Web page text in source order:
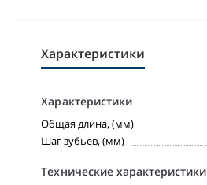
Характеристики
Характеристики
Общая длина, (мм)
Шаг зубьев, (мм)
Технические характеристики